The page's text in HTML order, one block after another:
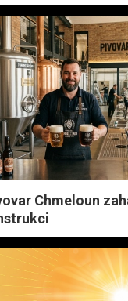
Chmeloun